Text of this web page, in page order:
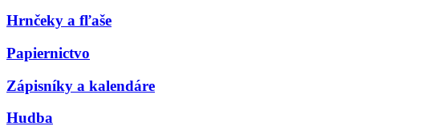
Hrnčeky a fľaše
Papiernictvo
Zápisníky a kalendáre
Hudba